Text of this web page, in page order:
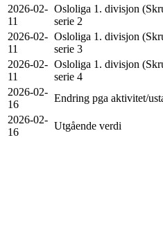
2026-02-
11
Osloliga 1. divisjon
serie 2
2026-02-
11
Osloliga 1. divisjon
serie 3
2026-02-
11
Osloliga 1. divisjon
serie 4
2026-02-
16
Endring pga aktivitet/
2026-02-
16
Utgående verdi